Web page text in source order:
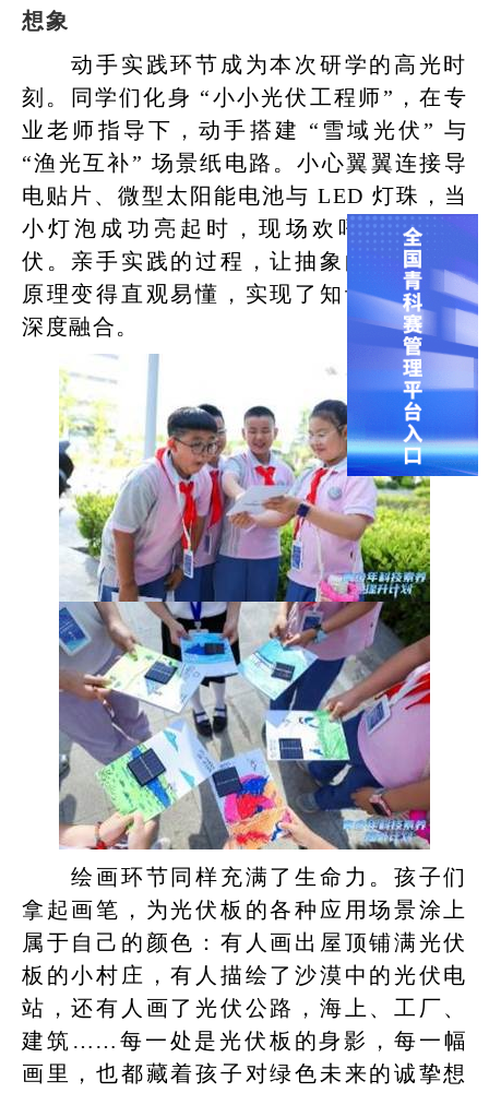
想象
动手实践环节成为本次研学的高光时
刻。同学们化身 “小小光伏工程师”，在专
业老师指导下，动手搭建 “雪域光伏” 与
“渔光互补” 场景纸电路。小心翼翼连接导
电贴片、微型太阳能电池与 LED 灯珠，当
小灯泡成功亮起时，现场欢呼声此起彼
伏。亲手实践的过程，让抽象的光伏发电
原理变得直观易懂，实现了知识与实践的
深度融合。
绘画环节同样充满了生命力。孩子们
拿起画笔，为光伏板的各种应用场景涂上
属于自己的颜色：有人画出屋顶铺满光伏
板的小村庄，有人描绘了沙漠中的光伏电
站，还有人画了光伏公路，海上、工厂、
建筑……每一处是光伏板的身影，每一幅
画里，也都藏着孩子对绿色未来的诚挚想